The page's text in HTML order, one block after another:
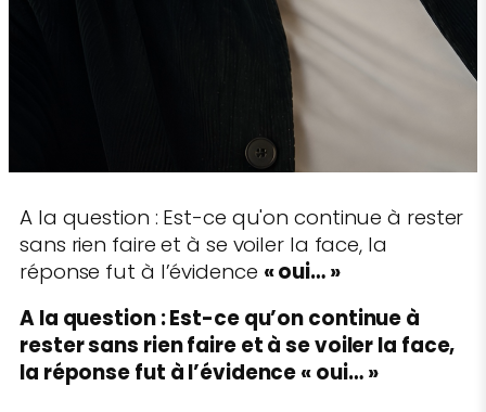
A la question : Est-ce qu'on continue à rester
sans rien faire et à se voiler la face, la
réponse fut à l’évidence « oui… »
A la question : Est-ce qu’on continue à
rester sans rien faire et à se voiler la face,
la réponse fut à l’évidence « oui… »